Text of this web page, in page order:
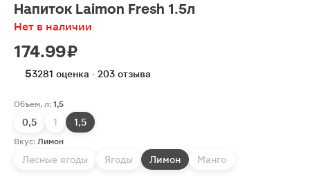
Напиток Laimon Fresh 1.5л
Нет в наличии
174.99 ₽
53281 оценка · 203 отзыва
Объем, л: 1,5
0,5 1 1,5
Вкус: Лимон
Лесные ягоды Ягоды Лимон Манго